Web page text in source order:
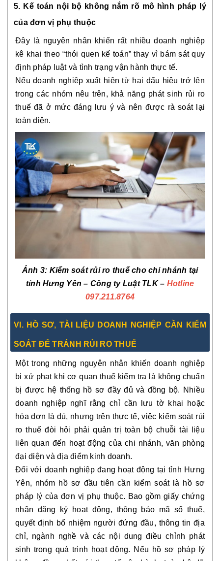
5. Kế toán nội bộ không nắm rõ mô hình pháp lý
của đơn vị phụ thuộc
Đây là nguyên nhân khiến rất nhiều doanh nghiệp
kê khai theo “thói quen kế toán” thay vì bám sát quy
định pháp luật và tình trạng vận hành thực tế.
Nếu doanh nghiệp xuất hiện từ hai dấu hiệu trở lên
trong các nhóm nêu trên, khả năng phát sinh rủi ro
thuế đã ở mức đáng lưu ý và nên được rà soát lại
toàn diện.
Ảnh 3: Kiểm soát rủi ro thuế cho chi nhánh tại
tỉnh Hưng Yên– Công ty Luật TLK – Hotline
097.211.8764
VI. HỒ SƠ, TÀI LIỆU DOANH NGHIỆP CẦN KIỂM
SOÁT ĐỂ TRÁNH RỦI RO THUẾ
Một trong những nguyên nhân khiến doanh nghiệp
bị xử phạt khi cơ quan thuế kiểm tra là không chuẩn
bị được hệ thống hồ sơ đầy đủ và đồng bộ. Nhiều
doanh nghiệp nghĩ rằng chỉ cần lưu tờ khai hoặc
hóa đơn là đủ, nhưng trên thực tế, việc kiểm soát rủi
ro thuế đòi hỏi phải quản trị toàn bộ chuỗi tài liệu
liên quan đến hoạt động của chi nhánh, văn phòng
đại diện và địa điểm kinh doanh.
Đối với doanh nghiệp đang hoạt động tại tỉnh Hưng
Yên, nhóm hồ sơ đầu tiên cần kiểm soát là hồ sơ
pháp lý của đơn vị phụ thuộc. Bao gồm giấy chứng
nhận đăng ký hoạt động, thông báo mã số thuế,
quyết định bổ nhiệm người đứng đầu, thông tin địa
chỉ, ngành nghề và các nội dung điều chỉnh phát
sinh trong quá trình hoạt động. Nếu hồ sơ pháp lý